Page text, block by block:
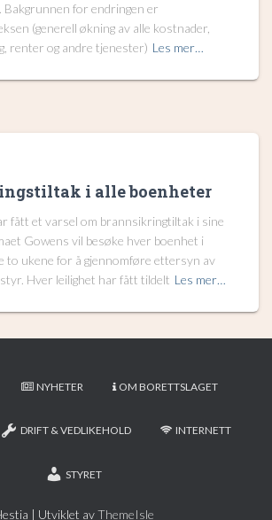
Bakgrunnen for endringen er
(generell økning av alle kostnader,
renter og andre tjenester) Les mer…
i alle boenheter
fått et varsel om brannsikringtiltak i sine
Gowens vil besøke hver boenhet i
to ukene for å gjennomføre ettersyn av
Hver leilighet har fått tildelt Les mer…
NYHETER OM BORETTSLAGET
DRIFT & VEDLIKEHOLD INTERNETT
STYRET
| Utviklet avThemeIsle